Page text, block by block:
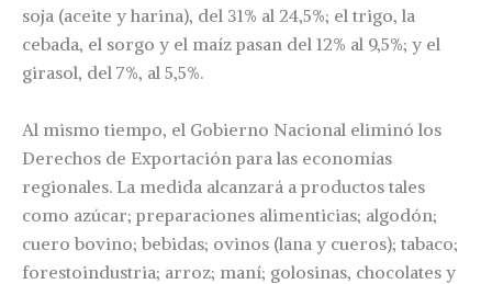
soja (aceite y harina), del 31% al 24,5%; el trigo, la
cebada, el sorgo y el maíz pasan del 12% al 9,5%; y el
girasol, del 7%, al 5,5%.
Al mismo tiempo, el Gobierno Nacional eliminó los
Derechos de Exportación para las economías
regionales. La medida alcanzará a productos tales
como azúcar; preparaciones alimenticias; algodón;
cuero bovino; bebidas; ovinos (lana y cueros); tabaco;
forestoindustria; arroz; maní; golosinas, chocolates y